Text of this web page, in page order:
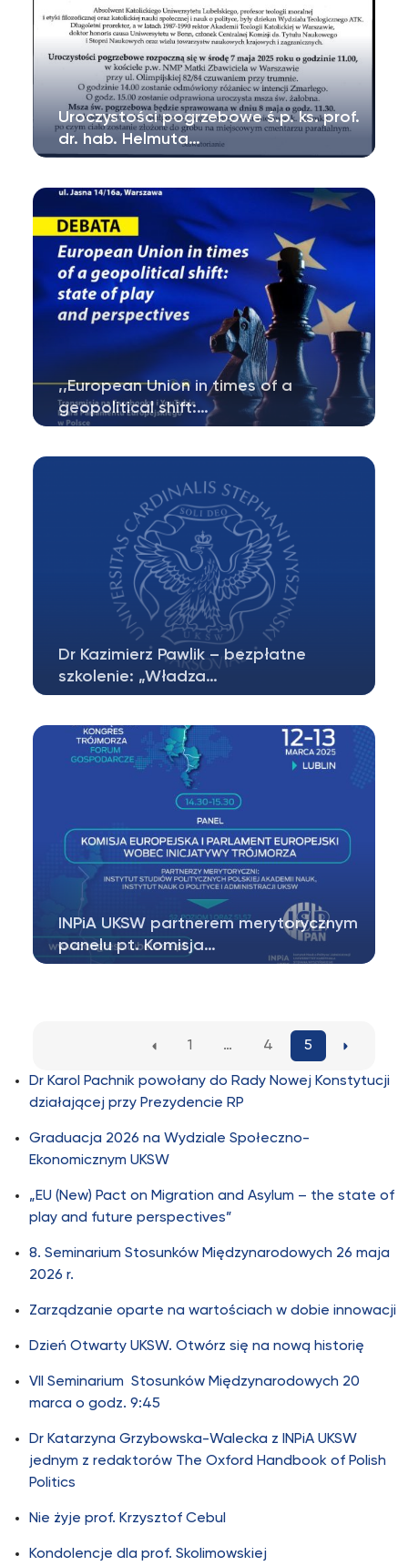
Uroczystości pogrzebowe ś.p. ks. prof.
dr. hab. Helmuta…
Zbawiciela w Warszawie przy ul. Olimpijskiej…
,,European Union in times of a
geopolitical shift:…
Unii Europejskiej W wydarzeniu…
Dr Kazimierz Pawlik – bezpłatne
szkolenie: „Władza…
oddolnej kontroli obywateli realizowanej…
INPiA UKSW partnerem merytorycznym
panelu pt. Komisja…
1 … 4 5
Dr Karol Pachnik powołany do Rady Nowej Konstytucji
działającej przy Prezydencie RP
Graduacja 2026 na Wydziale Społeczno-
Ekonomicznym UKSW
„EU (New) Pact on Migration and Asylum – the state of
play and future perspectives”
8. Seminarium Stosunków Międzynarodowych 26 maja
2026 r.
Zarządzanie oparte na wartościach w dobie innowacji
Dzień Otwarty UKSW. Otwórz się na nową historię
VII Seminarium Stosunków Międzynarodowych 20
marca o godz. 9:45
Dr Katarzyna Grzybowska-Walecka z INPiA UKSW
jednym z redaktorów The Oxford Handbook of Polish
Politics
Nie żyje prof. Krzysztof Cebul
Kondolencje dla prof. Skolimowskiej